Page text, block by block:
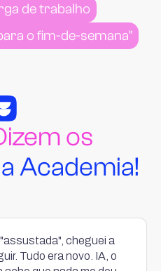
de trabalho
o fim-de-semana"
os
Academia!
cheguei a
Tudo era novo. IA, o